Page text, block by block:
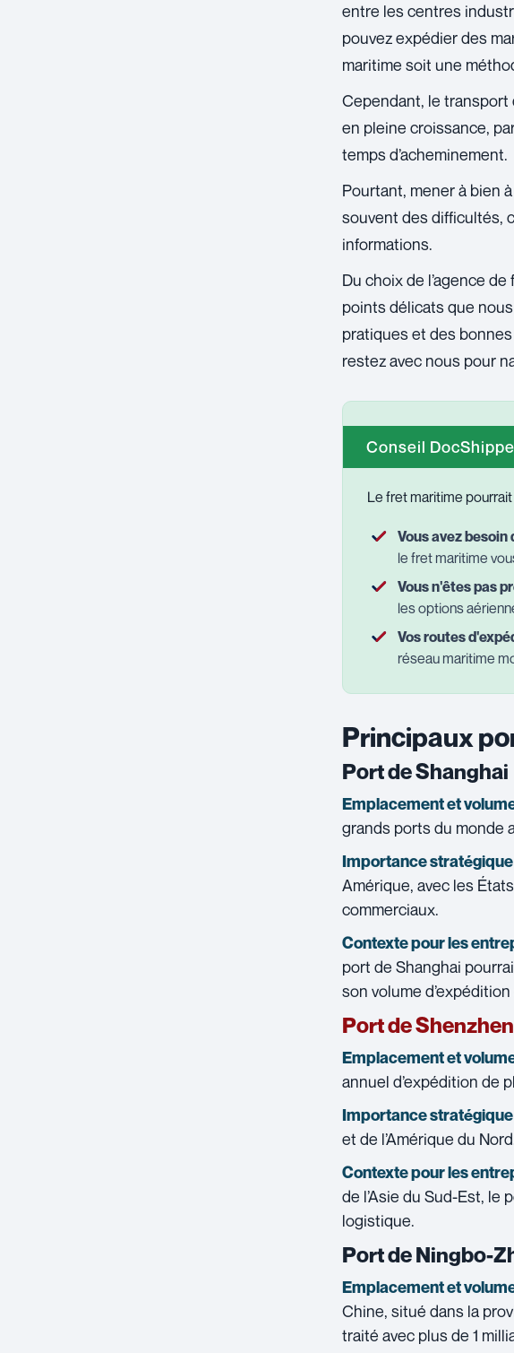
entre les centres
pouvez expédier des
maritime soit une
Cependant, le
en pleine croissance,
temps d’acheminement.
Pourtant, mener à bien
souvent des difficultés,
informations.
Du choix de l’agence
points délicats que
pratiques et des
restez avec nous pour
Conseil
Le fret maritime
Vous avez
le fret maritime
Vous n'êtes pas
les options
Vos routes
réseau maritime
Principaux
Port de Shanghai
Emplacement et
grands ports du monde
Importance stratégique
Amérique, avec les
commerciaux.
Contexte pour les
port de Shanghai
son volume
Port de Shenzhen
Emplacement et
annuel d’expédition de
Importance stratégique
et de l’Amérique du
Contexte pour les
de l’Asie du Sud-Est,
logistique.
Port de Ningbo-
Emplacement et
Chine, situé dans la
traité avec plus de 1